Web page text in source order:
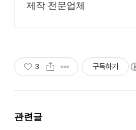
제작 전문업체
3 구독하기
관련글